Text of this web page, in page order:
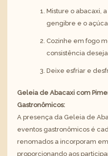
Misture o abacaxi,
gengibre e o
Cozinhe em fogo
consistência
Deixe esfriar e
Geleia de Abacaxi com
Gastronômicos:
A presença da Geleia de
eventos gastronômicos é
renomados a incorporam
proporcionando aos